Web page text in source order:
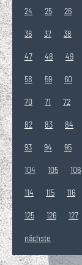
24 25 26
36 37 38
47 48 49
58 59 60
70 71 72
82 83 84
93 94 95
104 105 106
114 115 116
125 126 127
nächste